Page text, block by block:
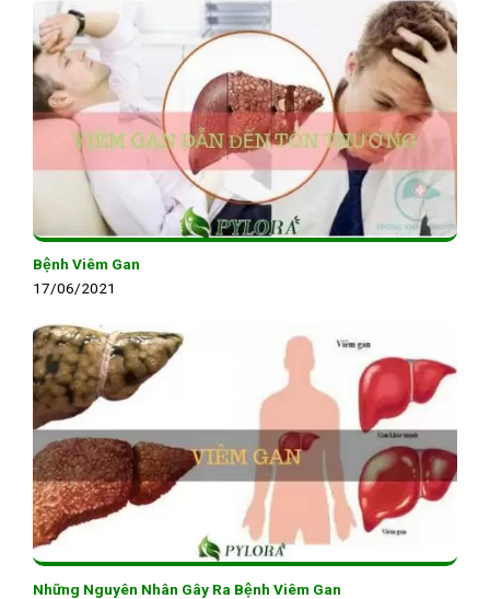
Bệnh Viêm Gan
17/06/2021
Những Nguyên Nhân Gây Ra Bệnh Viêm Gan